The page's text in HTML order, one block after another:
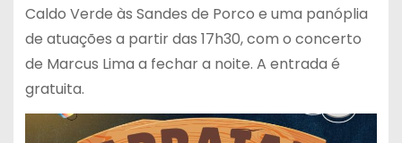
Caldo Verde às Sandes de Porco e uma panóplia
de atuações a partir das 17h30, com o concerto
de Marcus Lima a fechar a noite. A entrada é
gratuita.